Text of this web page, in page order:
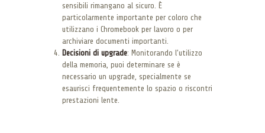
sensibili rimangano al sicuro. È
particolarmente importante per coloro che
utilizzano i Chromebook per lavoro o per
archiviare documenti importanti.
Decisioni di upgrade: Monitorando l’utilizzo
della memoria, puoi determinare se è
necessario un upgrade, specialmente se
esaurisci frequentemente lo spazio o riscontri
prestazioni lente.